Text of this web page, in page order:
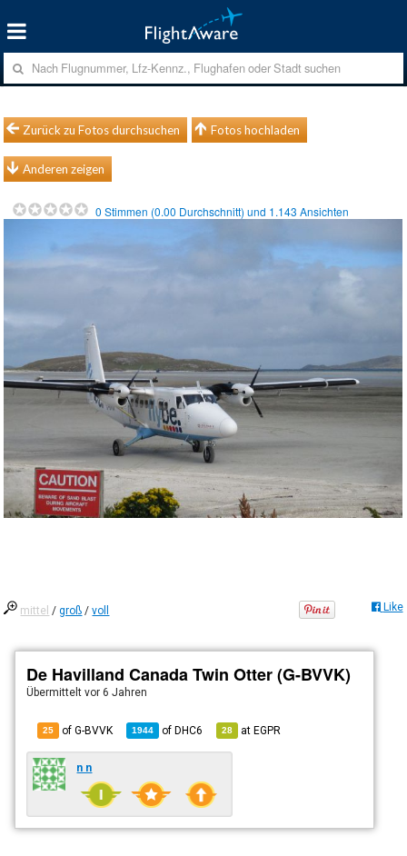
Zurück zu Fotos durchsuchen Fotos hochladen
Anderen zeigen
0 Stimmen (0.00 Durchschnitt) und 1.143 Ansichten
mittel /groß /voll Like
De Havilland Canada Twin Otter (G-BVVK)
Übermitteltvor 6 Jahren
25 of G-BVVK 1944 ofDHC6 28 atEGPR
n n